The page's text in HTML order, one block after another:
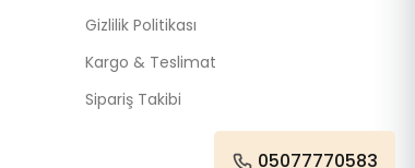
Gizlilik Politikası
Kargo & Teslimat
Sipariş Takibi
05077770583